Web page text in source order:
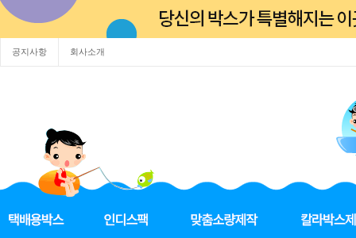
공지사항 회사소개